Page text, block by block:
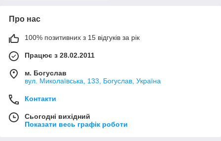
Про нас
100% позитивних з 15 відгуків за рік
Працює з 28.02.2011
м. Богуслав
вул. Миколаївська, 133, Богуслав, Україна
Контакти
Сьогодні вихідний
Показати весь графік роботи